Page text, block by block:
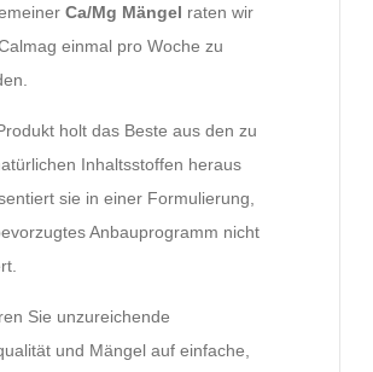
Ca/Mg Mängel raten wir
einmal pro Woche zu
holt das Beste aus den zu
Inhaltsstoffen heraus
sie in einer Formulierung,
Anbauprogramm nicht
Sie unzureichende
und Mängel auf einfache,